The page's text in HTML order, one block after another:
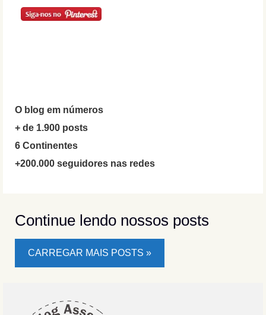
O blog em números
+ de 1.900 posts
6 Continentes
+200.000 seguidores nas redes
Continue lendo nossos posts
CARREGAR MAIS POSTS »